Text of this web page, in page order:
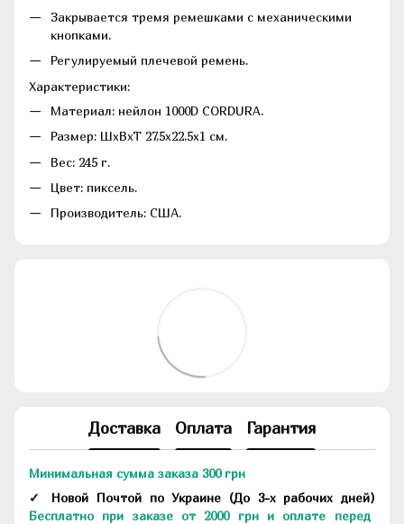
Закрывается тремя ремешками с механическими
кнопками.
Регулируемый плечевой ремень.
Характеристики:
Материал: нейлон 1000D CORDURA.
Размер: ШхВхТ 27,5х22,5х1 см.
Вес: 245 г.
Цвет: пиксель.
Производитель: США.
Доставка Оплата Гарантия
Минимальная сумма заказа 300 грн
✓ Новой Почтой по Украине (До 3-х рабочих дней)
Бесплатно при заказе от 2000 грн и оплате перед